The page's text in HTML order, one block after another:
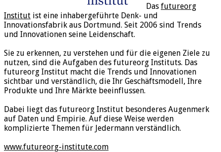
Das futureorg
Institut ist eine inhabergeführte Denk- und
Innovationsfabrik aus Dortmund. Seit 2006 sind Trends
und Innovationen seine Leidenschaft.
Sie zu erkennen, zu verstehen und für die eigenen Ziele zu
nutzen, sind die Aufgaben des futureorg Instituts. Das
futureorg Institut macht die Trends und Innovationen
sichtbar und verständlich, die Ihr Geschäftsmodell, Ihre
Produkte und Ihre Märkte beeinflussen.
Dabei liegt das futureorg Institut besonderes Augenmerk
auf Daten und Empirie. Auf diese Weise werden
komplizierte Themen für Jedermann verständlich.
www.futureorg-institute.com